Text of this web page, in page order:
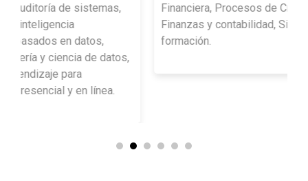
Financiera, Procesos de Crédito y Cobranza,
Finanzas y contabilidad, Sistematización de la
formación.